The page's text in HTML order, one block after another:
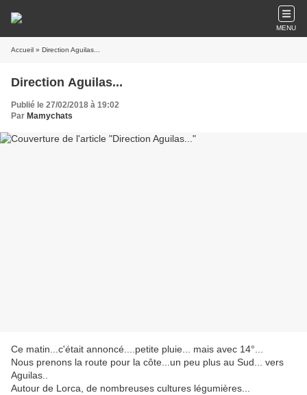
MENU
Accueil » Direction Aguilas...
Direction Aguilas...
Publié le 27/02/2018 à 19:02
Par Mamychats
Ce matin...c'était annoncé....petite pluie... mais avec 14°...
Nous prenons la route pour la côte...un peu plus au Sud... vers
Aguilas..
Autour de Lorca, de nombreuses cultures légumières...